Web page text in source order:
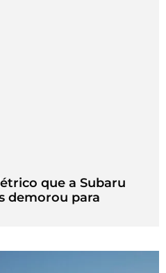
que a Subaru
demorou para